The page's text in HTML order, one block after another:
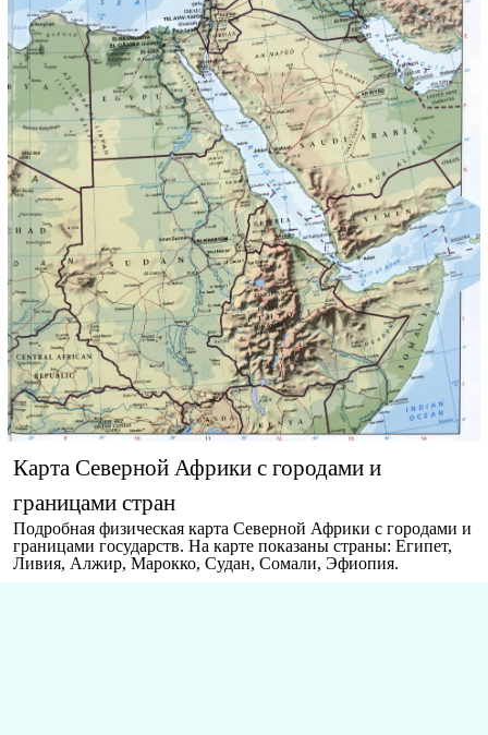
Карта Северной Африки с городами и
границами стран
Подробная физическая карта Северной Африки с городами и
границами государств. На карте показаны страны: Египет,
Ливия, Алжир, Марокко, Судан, Сомали, Эфиопия.